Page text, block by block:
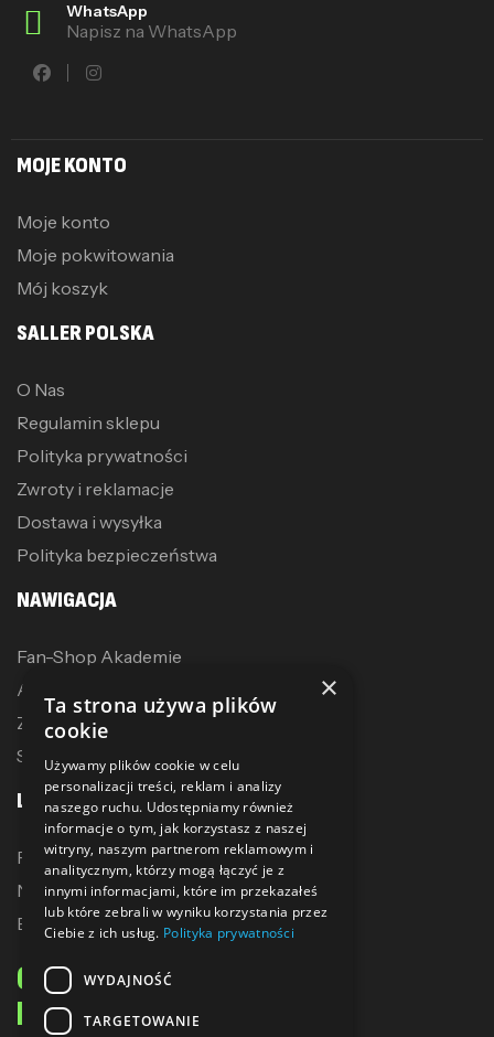
WhatsApp
Napisz na WhatsApp
MOJE KONTO
Moje konto
Moje pokwitowania
Mój koszyk
SALLER POLSKA
O Nas
Regulamin sklepu
Polityka prywatności
Zwroty i reklamacje
Dostawa i wysyłka
Polityka bezpieczeństwa
NAWIGACJA
Fan-Shop Akademie
Akcesoria treningowe
Zostań dystrybutorem
Sublimacja
LINKI
Promocje
Nowe produkty
Bestsellery
ODBIERZ 10% ZNIŻKI
NA PIERWSZE ZAKUPY
×
Ta strona używa plików
cookie
Używamy plików cookie w celu
personalizacji treści, reklam i analizy
naszego ruchu. Udostępniamy również
informacje o tym, jak korzystasz z naszej
witryny, naszym partnerom reklamowym i
analitycznym, którzy mogą łączyć je z
innymi informacjami, które im przekazałeś
lub które zebrali w wyniku korzystania przez
Ciebie z ich usług. Polityka prywatności
WYDAJNOŚĆ
TARGETOWANIE